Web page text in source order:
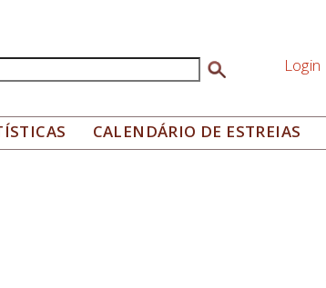
de busca Login
CALENDÁRIO DE ESTREIAS